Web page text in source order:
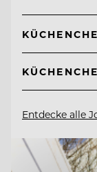
Entdecke alle